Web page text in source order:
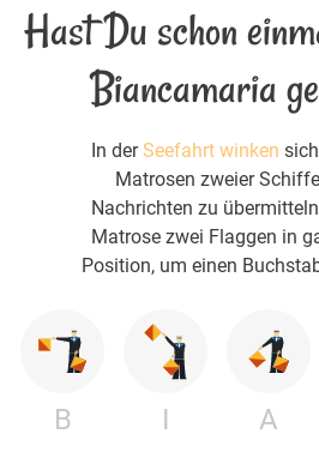
Hast Du schon
Biancamaria
In derSeefahrt winken
Matrosen zweier
Nachrichten zu
Matrose zwei Flaggen in
Position, um einen
B I A